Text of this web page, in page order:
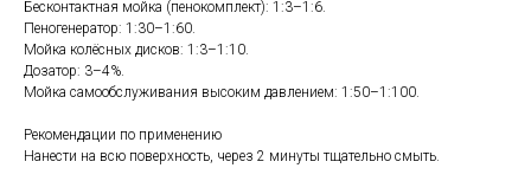
Бесконтактная мойка (пенокомплект): 1:3–1:6.
Пеногенератор: 1:30–1:60.
Мойка колёсных дисков: 1:3–1:10.
Дозатор: 3–4%.
Мойка самообслуживания высоким давлением: 1:50–1:100.
Рекомендации по применению
Нанести на всю поверхность, через 2 минуты тщательно смыть.